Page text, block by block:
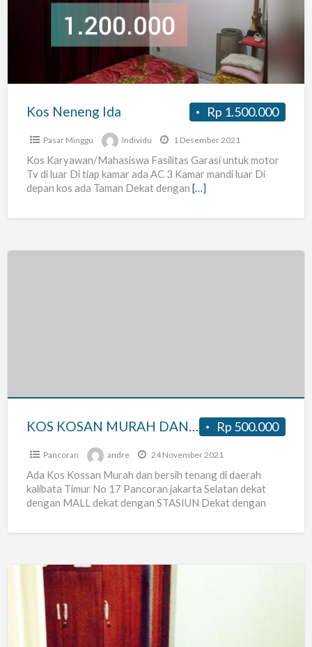
Rp 1.500.000
Kos Neneng Ida
Pasar Minggu Individu 1 Desember 2021
Kos Karyawan/Mahasiswa Fasilitas Garasi untuk motor
Tv di luar Di tiap kamar ada AC 3 Kamar mandi luar Di
depan kos ada Taman Dekat dengan […]
Rp 500.000
KOS KOSAN MURAH DAN BERSIH
Pancoran andre 24 November 2021
Ada Kos Kossan Murah dan bersih tenang di daerah
kalibata Timur No 17 Pancoran jakarta Selatan dekat
dengan MALL dekat dengan STASIUN Dekat dengan